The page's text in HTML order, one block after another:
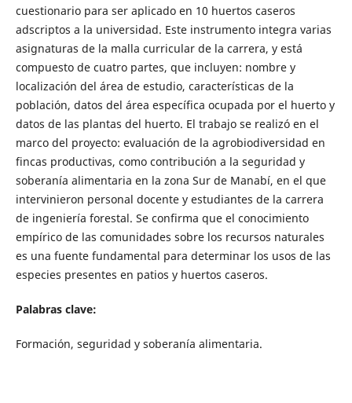
cuestionario para ser aplicado en 10 huertos caseros
adscriptos a la universidad. Este instrumento integra varias
asignaturas de la malla curricular de la carrera, y está
compuesto de cuatro partes, que incluyen: nombre y
localización del área de estudio, características de la
población, datos del área específica ocupada por el huerto y
datos de las plantas del huerto. El trabajo se realizó en el
marco del proyecto: evaluación de la agrobiodiversidad en
fincas productivas, como contribución a la seguridad y
soberanía alimentaria en la zona Sur de Manabí, en el que
intervinieron personal docente y estudiantes de la carrera
de ingeniería forestal. Se confirma que el conocimiento
empírico de las comunidades sobre los recursos naturales
es una fuente fundamental para determinar los usos de las
especies presentes en patios y huertos caseros.
Palabras clave:
Formación, seguridad y soberanía alimentaria.